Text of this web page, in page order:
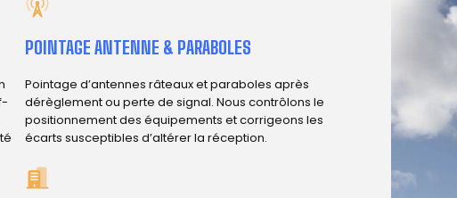
POINTAGE ANTENNE & PARABOLES
Pointage d’antennes râteaux et paraboles après
dérèglement ou perte de signal. Nous contrôlons le
positionnement des équipements et corrigeons les
écarts susceptibles d’altérer la réception.